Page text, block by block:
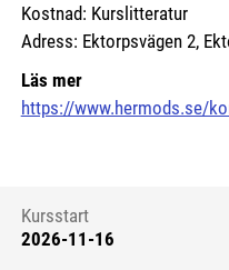
Kostnad: Kurslitteratur
Adress: Ektorpsvägen 2,
Läs mer
https://www.hermods.se/
Kursstart 6125540
Kursstart
2026-11-16